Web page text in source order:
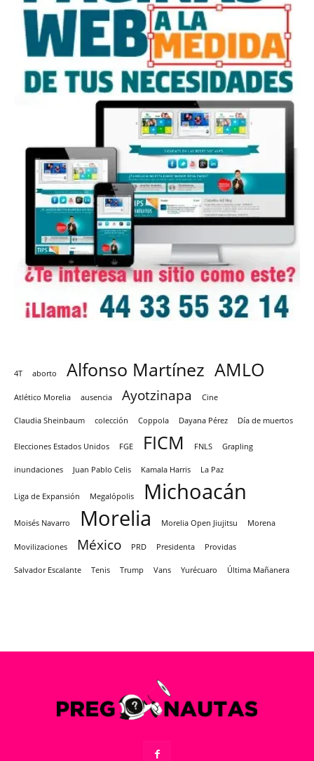
4T aborto Alfonso Martínez AMLO
Atlético Morelia ausencia Ayotzinapa Cine
Claudia Sheinbaum colección Coppola Dayana Pérez Día de muertos
Elecciones Estados Unidos FGE FICM FNLS Grapling
inundaciones Juan Pablo Celis Kamala Harris La Paz
Liga de Expansión Megalópolis Michoacán
Moisés Navarro Morelia Morelia Open Jiujitsu Morena
Movilizaciones México PRD Presidenta Providas
Salvador Escalante Tenis Trump Vans Yurécuaro Última Mañanera